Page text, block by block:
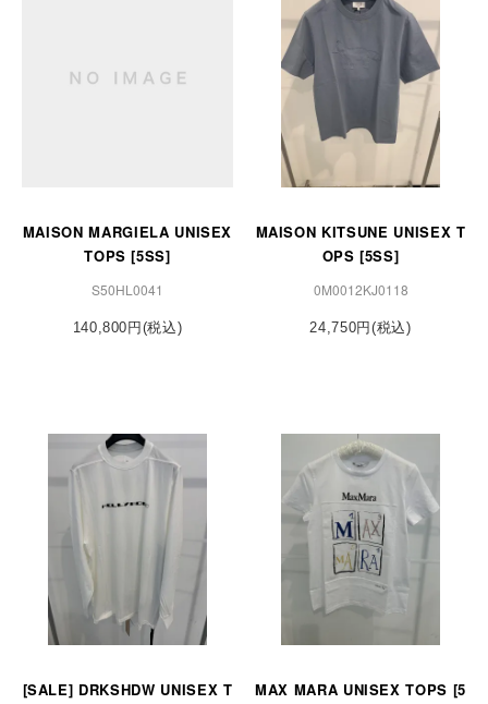
MAISON MARGIELA UNISEX
TOPS [5SS]
S50HL0041
140,800円(税込)
MAISON KITSUNE UNISEX T
OPS [5SS]
0M0012KJ0118
24,750円(税込)
[SALE] DRKSHDW UNISEX T
MAX MARA UNISEX TOPS [5